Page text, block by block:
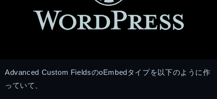
Advanced Custom FieldsのoEmbedタイプを以下のように作
っていて、